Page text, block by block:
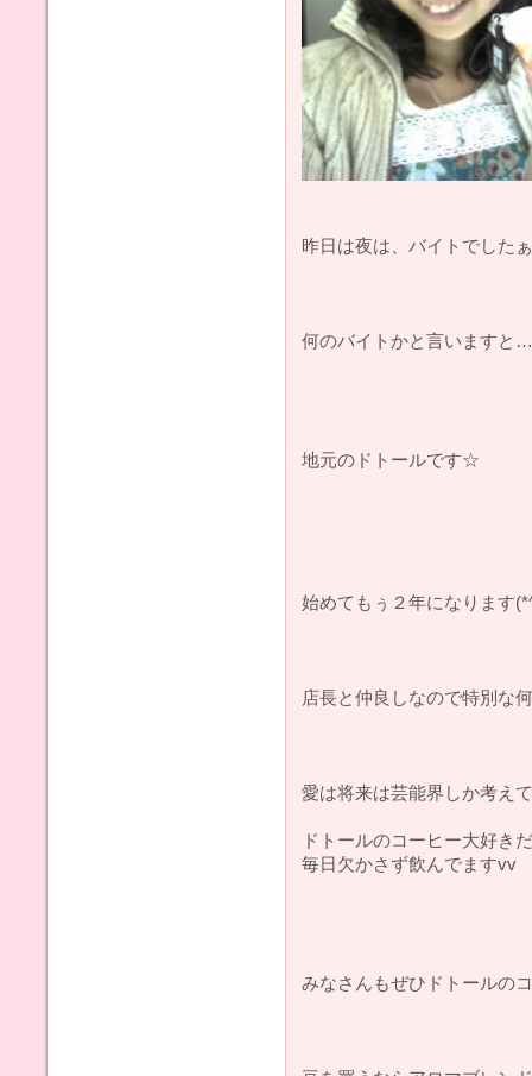
昨日は夜は、バイトでした
何のバイトかと言いますと…
地元のドトールです☆
始めてもぅ２年になります
店長と仲良しなので特別な
愛は将来は芸能界しか考え
ドトールのコーヒー大好き
毎日欠かさず飲んでますvv
みなさんもぜひドトールの